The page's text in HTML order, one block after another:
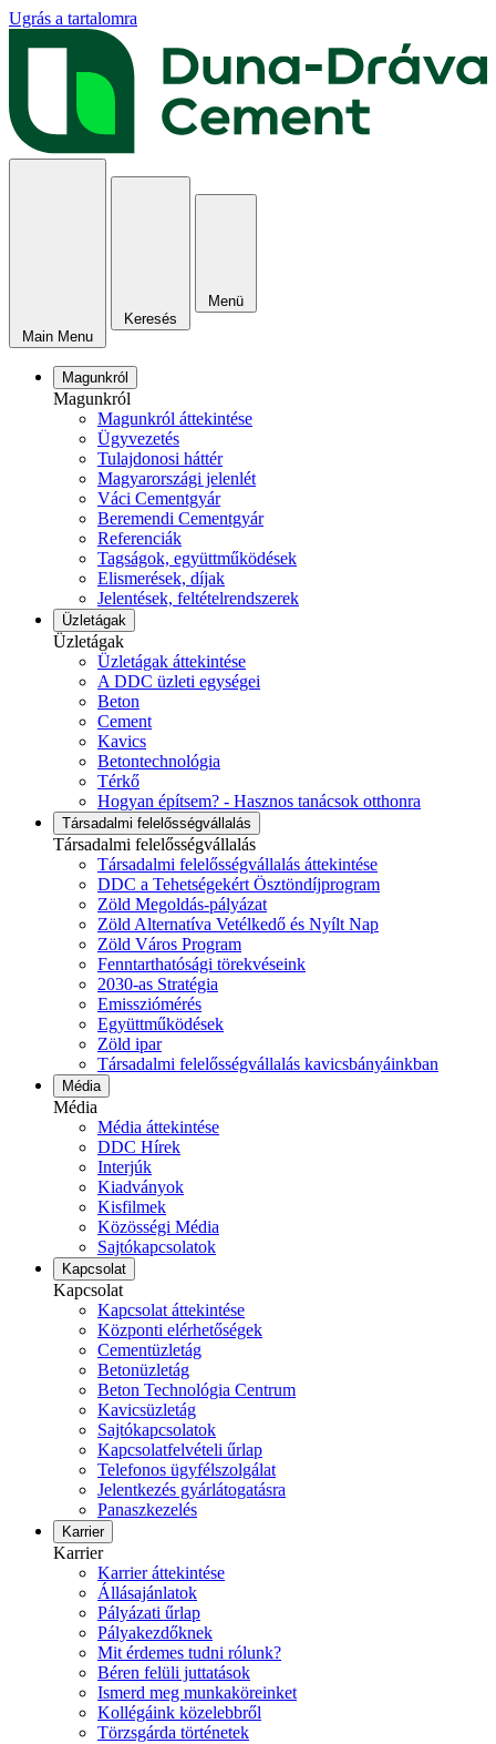
Ugrás a tartalomra
Main Menu
Keresés
Menü
Magunkról
Magunkról
Magunkról áttekintése
Ügyvezetés
Tulajdonosi háttér
Magyarországi jelenlét
Váci Cementgyár
Beremendi Cementgyár
Referenciák
Tagságok, együttműködések
Elismerések, díjak
Jelentések, feltételrendszerek
Üzletágak
Üzletágak
Üzletágak áttekintése
A DDC üzleti egységei
Beton
Cement
Kavics
Betontechnológia
Térkő
Hogyan építsem? - Hasznos tanácsok otthonra
Társadalmi felelősségvállalás
Társadalmi felelősségvállalás
Társadalmi felelősségvállalás áttekintése
DDC a Tehetségekért Ösztöndíjprogram
Zöld Megoldás-pályázat
Zöld Alternatíva Vetélkedő és Nyílt Nap
Zöld Város Program
Fenntarthatósági törekvéseink
2030-as Stratégia
Emissziómérés
Együttműködések
Zöld ipar
Társadalmi felelősségvállalás kavicsbányáinkban
Média
Média
Média áttekintése
DDC Hírek
Interjúk
Kiadványok
Kisfilmek
Közösségi Média
Sajtókapcsolatok
Kapcsolat
Kapcsolat
Kapcsolat áttekintése
Központi elérhetőségek
Cementüzletág
Betonüzletág
Beton Technológia Centrum
Kavicsüzletág
Sajtókapcsolatok
Kapcsolatfelvételi űrlap
Telefonos ügyfélszolgálat
Jelentkezés gyárlátogatásra
Panaszkezelés
Karrier
Karrier
Karrier áttekintése
Állásajánlatok
Pályázati űrlap
Pályakezdőknek
Mit érdemes tudni rólunk?
Béren felüli juttatások
Ismerd meg munkaköreinket
Kollégáink közelebbről
Törzsgárda történetek